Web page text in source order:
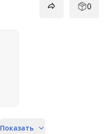
0
Показать